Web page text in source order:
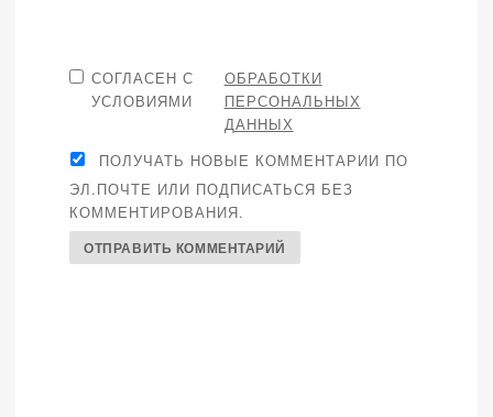
СОГЛАСЕН С
УСЛОВИЯМИ
ОБРАБОТКИ
ПЕРСОНАЛЬНЫХ
ДАННЫХ
ПОЛУЧАТЬ НОВЫЕ КОММЕНТАРИИ ПО
ЭЛ.ПОЧТЕ ИЛИ ПОДПИСАТЬСЯ БЕЗ
КОММЕНТИРОВАНИЯ.